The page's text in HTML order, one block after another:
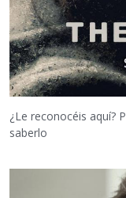
¿Le reconocéis aquí?
saberlo